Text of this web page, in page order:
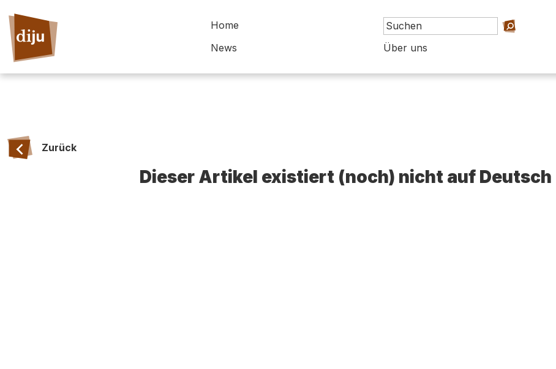
Home
News
Über uns
Zurück
Dieser Artikel existiert (noch) nicht auf Deutsch